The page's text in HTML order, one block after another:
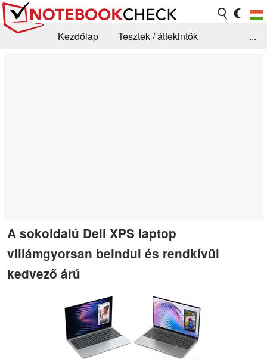
Kezdőlap
Tesztek / áttekintők
...
A sokoldalú Dell XPS laptop
villámgyorsan beindul és rendkívül
kedvező árú